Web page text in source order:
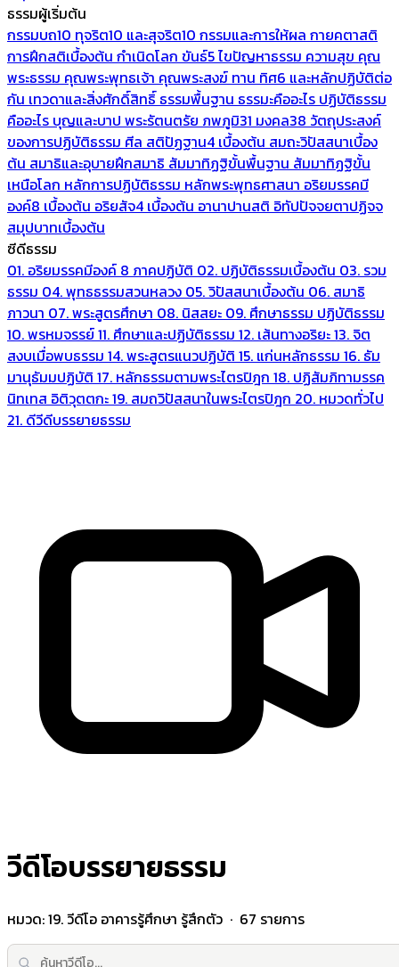
ธรรมผู้เริ่มต้น
กรรมบถ10 ทุจริต10 และสุจริต10 กรรมและการให้ผล กายคตาสติ
การฝึกสติเบื้องต้น กำเนิดโลก ขันธ์5ไขปัญหาธรรม ความสุข คุณ
พระธรรม คุณพระพุทธเจ้า คุณพระสงฆ์ ทาน ทิศ6 และหลักปฏิบัติต่อ
กัน เทวดาและสิ่งศักดิ์สิทธิ์ธรรมพื้นฐาน ธรรมะคืออะไร ปฏิบัติธรรม
คืออะไร บุญและบาป พระรัตนตรัย ภพภูมิ31 มงคล38 วัตถุประสงค์
ของการปฏิบัติธรรม ศีล สติปัฏฐาน4 เบื้องต้น สมถะวิปัสสนาเบื้อง
ต้น สมาธิและอุบายฝึกสมาธิ สัมมาทิฏฐิขั้นพื้นฐาน สัมมาทิฏฐิขั้น
เหนือโลก หลักการปฏิบัติธรรม หลักพระพุทธศาสนา อริยมรรคมี
องค์8 เบื้องต้น อริยสัจ4 เบื้องต้น อานาปานสติ อิทัปปัจจยตาปฏิจจ
สมุปบาทเบื้องต้น
ซีดีธรรม
01. อริยมรรคมีองค์ 8 ภาคปฏิบัติ 02. ปฏิบัติธรรมเบื้องต้น 03. รวม
ธรรม 04. พุทธธรรมสวนหลวง 05. วิปัสสนาเบื้องต้น 06. สมาธิ
ภาวนา 07. พระสูตรศึกษา 08. นิสสยะ 09. ศึกษาธรรม ปฏิบัติธรรม
10. พรหมจรรย์11. ศึกษาและปฏิบัติธรรม 12. เส้นทางอริยะ13. จิต
สงบเมื่อพบธรรม 14. พระสูตรแนวปฏิบัติ 15. แก่นหลักธรรม 16. ธัม
มานุธัมมปฏิบัติ 17. หลักธรรมตามพระไตรปิฎก 18. ปฏิสัมภิทามรรค
นิทเทส อิติวุตตกะ19. สมถวิปัสสนาในพระไตรปิฎก 20. หมวดทั่วไป
21. ดีวีดีบรรยายธรรม
วีดีโอบรรยายธรรม
หมวด:19. วีดีโอ อาคารรู้ศึกษา รู้สึกตัว · 67 รายการ